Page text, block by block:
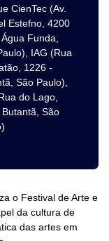
CienTec (Av.
Estefno, 4200
Funda,
IAG (Rua
1226 -
São Paulo),
do Lago,
São
o Festival de Arte e
da cultura de
das artes em